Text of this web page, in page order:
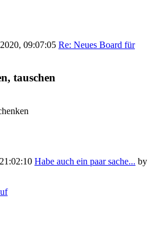
09:07:05 Re: Neues Board für
tauschen
Habe auch ein paar sache... by